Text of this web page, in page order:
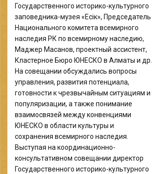
Государственного историко-культурного
заповедника-музея «Есік», Председатель
Национального комитета всемирного
наследия РК по всемирному наследию,
Маджер Масанов, проектный ассистент,
Кластерное Бюро ЮНЕСКО в Алматы и др.
На совещании обсуждались вопросы
управления, развития потенциала,
готовности к чрезвычайным ситуациям и
популяризации, а также понимание
взаимосвязей между конвенциями
ЮНЕСКО в области культуры и
сохранения всемирного наследия.
Выступая на координационно-
консультативном совещании директор
Государственного историко-культурного